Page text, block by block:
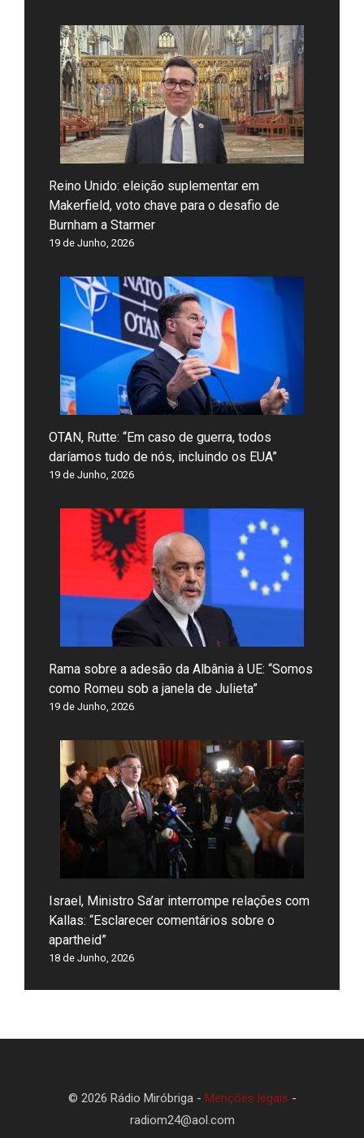
Reino Unido: eleição suplementar em
Makerfield, voto chave para o desafio de
Burnham a Starmer
19 de Junho, 2026
OTAN, Rutte: “Em caso de guerra, todos
daríamos tudo de nós, incluindo os EUA”
19 de Junho, 2026
Rama sobre a adesão da Albânia à UE: “Somos
como Romeu sob a janela de Julieta”
19 de Junho, 2026
Israel, Ministro Sa’ar interrompe relações com
Kallas: “Esclarecer comentários sobre o
apartheid”
18 de Junho, 2026
© 2026 Rádio Miróbriga - Menções legais -
radiom24@aol.com